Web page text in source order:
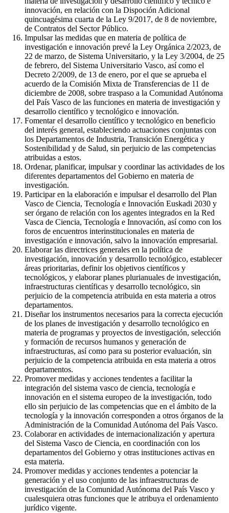
innovación, en relación con la Dispoción Adicional
quincuagésima cuarta de la Ley 9/2017, de 8 de noviembre,
de Contratos del Sector Público.
Impulsar las medidas que en materia de política de
investigación e innovación prevé la Ley Orgánica 2/2023, de
22 de marzo, de Sistema Universitario, y la Ley 3/2004, de 25
de febrero, del Sistema Universitario Vasco, así como el
Decreto 2/2009, de 13 de enero, por el que se aprueba el
acuerdo de la Comisión Mixta de Transferencias de 11 de
diciembre de 2008, sobre traspaso a la Comunidad Autónoma
del País Vasco de las funciones en materia de investigación y
desarrollo científico y tecnológico e innovación.
Fomentar el desarrollo científico y tecnológico en beneficio
del interés general, estableciendo actuaciones conjuntas con
los Departamentos de Industria, Transición Energética y
Sostenibilidad y de Salud, sin perjuicio de las competencias
atribuidas a estos.
Ordenar, planificar, impulsar y coordinar las actividades de los
diferentes departamentos del Gobierno en materia de
investigación.
Participar en la elaboración e impulsar el desarrollo del Plan
Vasco de Ciencia, Tecnología e Innovación Euskadi 2030 y
ser órgano de relación con los agentes integrados en la Red
Vasca de Ciencia, Tecnología e Innovación, así como con los
foros de encuentros interinstitucionales en materia de
investigación e innovación, salvo la innovación empresarial.
Elaborar las directrices generales en la política de
investigación, innovación y desarrollo tecnológico, establecer
áreas prioritarias, definir los objetivos científicos y
tecnológicos, y elaborar planes plurianuales de investigación,
infraestructuras científicas y desarrollo tecnológico, sin
perjuicio de la competencia atribuida en esta materia a otros
departamentos.
Diseñar los instrumentos necesarios para la correcta ejecución
de los planes de investigación y desarrollo tecnológico en
materia de programas y proyectos de investigación, selección
y formación de recursos humanos y generación de
infraestructuras, así como para su posterior evaluación, sin
perjuicio de la competencia atribuida en esta materia a otros
departamentos.
Promover medidas y acciones tendentes a facilitar la
integración del sistema vasco de ciencia, tecnología e
innovación en el sistema europeo de la investigación, todo
ello sin perjuicio de las competencias que en el ámbito de la
tecnología y la innovación corresponden a otros órganos de la
Administración de la Comunidad Autónoma del País Vasco.
Colaborar en actividades de internacionalización y apertura
del Sistema Vasco de Ciencia, en coordinación con los
departamentos del Gobierno y otras instituciones activas en
esta materia.
Promover medidas y acciones tendentes a potenciar la
generación y el uso conjunto de las infraestructuras de
investigación de la Comunidad Autónoma del País Vasco y
cualesquiera otras funciones que le atribuya el ordenamiento
jurídico vigente.